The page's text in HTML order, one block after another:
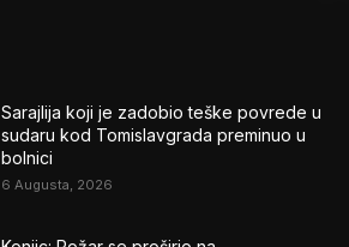
Sarajlija koji je zadobio teške povrede u
sudaru kod Tomislavgrada preminuo u
bolnici
6 Augusta, 2026